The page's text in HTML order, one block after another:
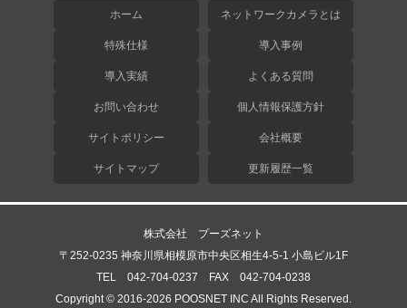
ホーム ネットワークカメラとは
特殊仕様 導入事例
導入実績 よくある質問
お問い合わせ 個人情報保護方針
サイトポリシー 会社概要
サイトマップ 更新履歴一覧
株式会社 プーズネット
〒252-0235 神奈川県相模原市中央区相生4-5-1 小島ビル1F
TEL 042-704-0237 FAX 042-704-0238
Copyright © 2016-2026 POOSNET INC All Rights Reserved.